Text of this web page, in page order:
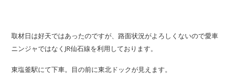
取材日は好天ではあったのですが、路面状況がよろしくないので愛車
ニンジャではなくJR仙石線を利用しております。
東塩釜駅にて下車。目の前に東北ドックが見えます。